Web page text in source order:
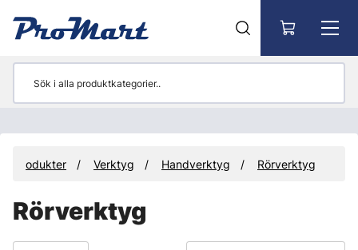
Produkter Verktyg Handverktyg Rörverktyg
Rörverktyg